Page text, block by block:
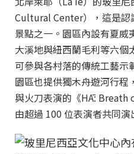
Cultural Center），這是認
景點之一。園區內設有夏威
大溪地與紐西蘭毛利等六個
可參與各村落的傳統工藝示
園區也提供獨木舟遊河行程
與火刀表演的《HĀ: Breath
由超過 100 位表演者共同演